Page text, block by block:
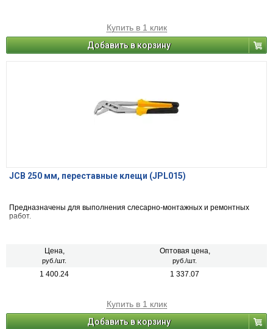
Купить в 1 клик
Добавить в корзину
JCB 250 мм, переставные клещи (JPL015)
Предназначены для выполнения слесарно-монтажных и ремонтных
работ.
Цена,
руб./шт.
Оптовая цена,
руб./шт.
1 400.24 1 337.07
Купить в 1 клик
Добавить в корзину